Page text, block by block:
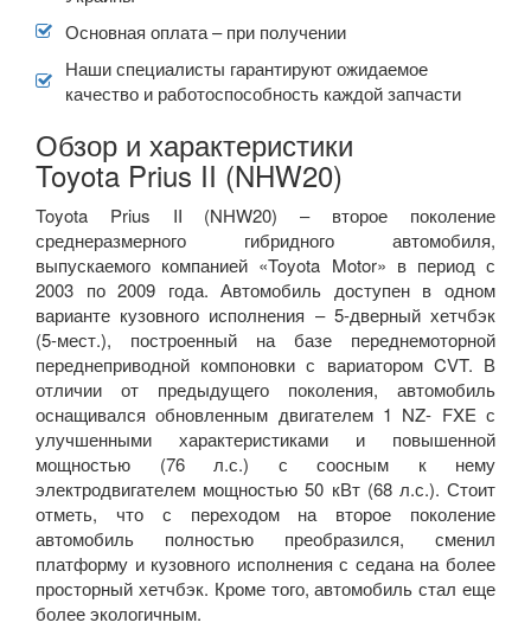
Prius IV (ZVW50)
RAV4 IV (XA40)
Yaris III (P13, XP130)
Tundra III
VOLKSWAGEN keyboard_arrow_down
VOLVO keyboard_arrow_down
В наличии! keyboard_arrow_down
Основная оплата – при получении
Наши специалисты гарантируют ожидаемое
качество и работоспособность каждой запчасти
Обзор и характеристики
Toyota Prius II (NHW20)
Toyota Prius II (NHW20) – второе поколение
среднеразмерного гибридного автомобиля,
выпускаемого компанией «Toyota Motor» в период с
2003 по 2009 года. Автомобиль доступен в одном
варианте кузовного исполнения – 5-дверный хетчбэк
(5-мест.), построенный на базе переднемоторной
переднеприводной компоновки с вариатором CVT. В
отличии от предыдущего поколения, автомобиль
оснащивался обновленным двигателем 1 NZ- FXE с
улучшенными характеристиками и повышенной
мощностью (76 л.с.) с соосным к нему
электродвигателем мощностью 50 кВт (68 л.с.). Стоит
отметь, что с переходом на второе поколение
автомобиль полностью преобразился, сменил
платформу и кузовного исполнения с седана на более
просторный хетчбэк. Кроме того, автомобиль стал еще
более экологичным.